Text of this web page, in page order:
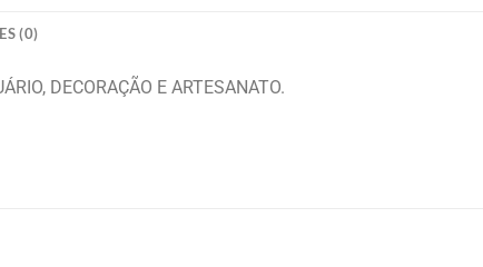
(0)
DECORAÇÃO E ARTESANATO.